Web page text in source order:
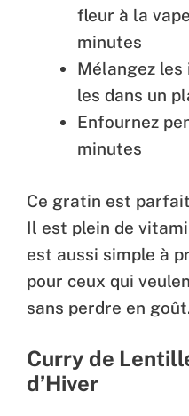
fleur à la
minutes
Mélangez
les dans un
Enfournez
minutes
Ce gratin est
Il est plein de
est aussi simple à
pour ceux qui
sans perdre en
Curry de
d’Hiver